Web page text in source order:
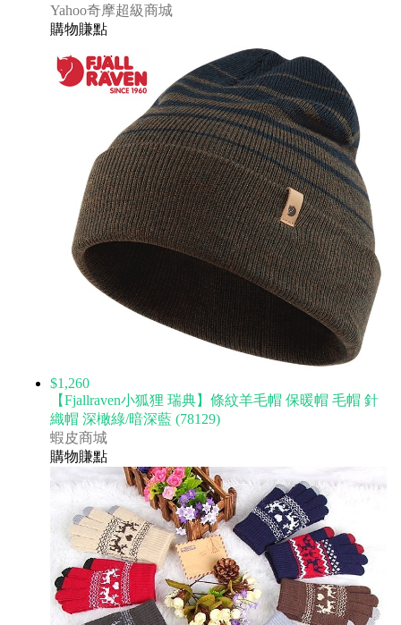
Yahoo奇摩超級商城
購物賺點
$1,260
【Fjallraven小狐狸 瑞典】條紋羊毛帽 保暖帽 毛帽 針
織帽 深橄綠/暗深藍 (78129)
蝦皮商城
購物賺點